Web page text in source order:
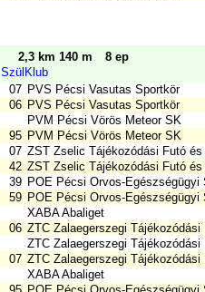
2,3 km 140 m
8 ep
Szül Klub
07 PVS Pécsi Vasutas Sportkör
06 PVS Pécsi Vasutas Sportkör
PVM Pécsi Vörös Meteor SK
95 PVM Pécsi Vörös Meteor SK
07 ZST Zselic Tájékozódási Futó
42 ZST Zselic Tájékozódási Futó
39 POE Pécsi Orvos-Egészségügyi
59 POE Pécsi Orvos-Egészségügyi
XABA Abaliget
06 ZTC Zalaegerszegi Tájékozódási
ZTC Zalaegerszegi Tájékozódási
07 ZTC Zalaegerszegi Tájékozódási
XABA Abaliget